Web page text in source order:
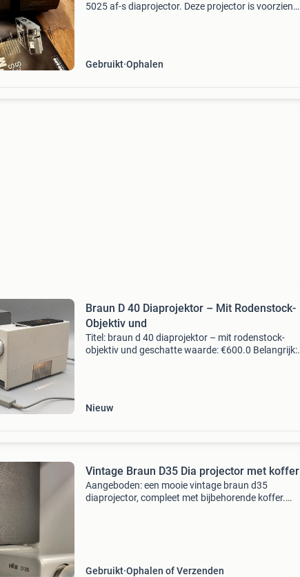
5025 af-s diaprojector. Deze projector is voorzien
Gebruikt Ophalen
Braun D 40 Diaprojektor – Mit Rodenstock-
Objektiv und
Titel: braun d 40 diaprojektor – mit rodenstock-
objektiv und geschatte waarde: €600.0 Belangrijk:
Nieuw
Vintage Braun D35 Dia projector met koffer
Aangeboden: een mooie vintage braun d35
diaprojector, compleet met bijbehorende koffer.
Gebruikt Ophalen of Verzenden